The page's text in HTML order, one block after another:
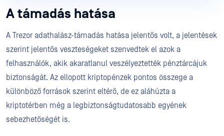
A támadás hatása
A Trezor adathalász-támadás hatása jelentős volt, a jelentések
szerint jelentős veszteségeket szenvedtek el azok a
felhasználók, akik akaratlanul veszélyeztették pénztárcájuk
biztonságát. Az ellopott kriptopénzek pontos összege a
különböző források szerint eltérő, de ez aláhúzta a
kriptotérben még a legbiztonságtudatosabb egyének
sebezhetőségét is.